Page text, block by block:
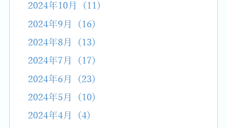
2024年10月 (11)
2024年9月 (16)
2024年8月 (13)
2024年7月 (17)
2024年6月 (23)
2024年5月 (10)
2024年4月 (4)